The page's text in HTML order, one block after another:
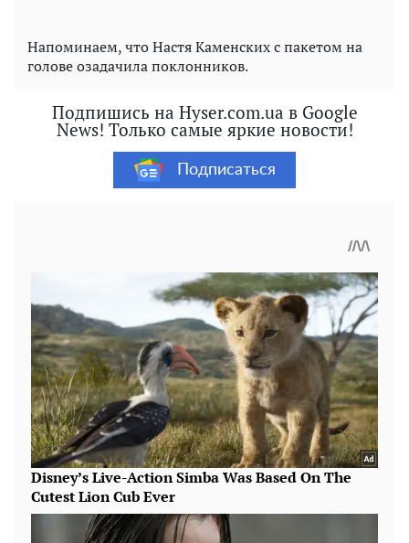
Напоминаем, что Настя Каменских с пакетом на
голове озадачила поклонников.
Подпишись на Hyser.com.ua в Google
News! Только самые яркие новости!
Подписаться